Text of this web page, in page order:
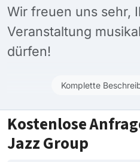
Wir freuen uns sehr,
Veranstaltung
dürfen!
Komplette
Kostenlose
Jazz Group